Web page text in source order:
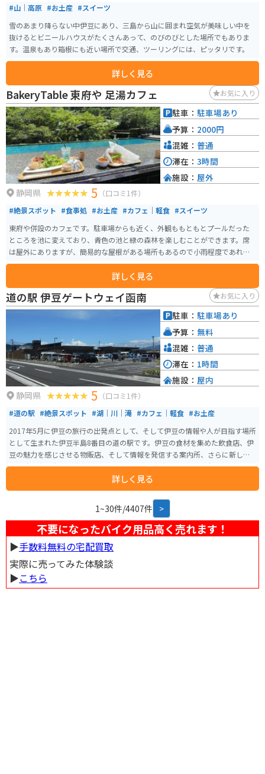
#山｜高原 #お土産 #スイーツ
雪のあまり降らない中伊豆にあり、三島から山に囲まれ空気が美味しい中を
抜けるとビニールハウスがたくさんあって、のびのびとした場所でもありま
す。温泉もあり箱根にも近い場所で交通、ツーリングには、ピッタリです。
詳しく見る
BakeryTable 東府や 足湯カフェ お気に入り
静岡県 5 （口コミ1件）
#絶景スポット #食事処 #お土産 #カフェ｜軽食 #スイーツ
東府や併設のカフェです。駐車場からも近く、外観ももともとプールだった
ところを池に変えており、青色の池と緑の森林を楽しむことができます。席
は屋外にありますが、簡易的な屋根がある場所もあるので小雨程度であれば
屋外で楽しむことができます。 一番のおすすめポイントは足湯があるところ
です。足湯に入りながらティータイムやランチを楽しむことができます。
詳しく見る
駐車： 駐車場あり
予算： 2000円
混雑： 普通
滞在： 3時間
施設： 屋外
道の駅 伊豆ゲートウェイ函南 お気に入り
静岡県 5 （口コミ1件）
#道の駅 #絶景スポット #湖｜川｜滝 #カフェ｜軽食 #お土産
2017年5月に伊豆の旅行の出発点として、そして伊豆の情報や人が目指す場所
として生まれた伊豆半島8番目の道の駅です。伊豆の食材を集めた飲食店、伊
豆の魅力を感じさせる物販店、そして情報を発信する案内所、さらに新しい
可能性を生み出せる貸出施設など、テレビやメディア、そして本にも載ってい
ない「伊豆の魅力」がぎっしり詰まった施設が集まっています。
詳しく見る
駐車： 駐車場あり
予算： 無料
混雑： 普通
滞在： 1時間
施設： 屋内
1~30件/4407件 >
不要になったバイク用品高く売れます！
▶︎手数料無料の宅配買取
実際に売ってみた体験談
▶︎こちら